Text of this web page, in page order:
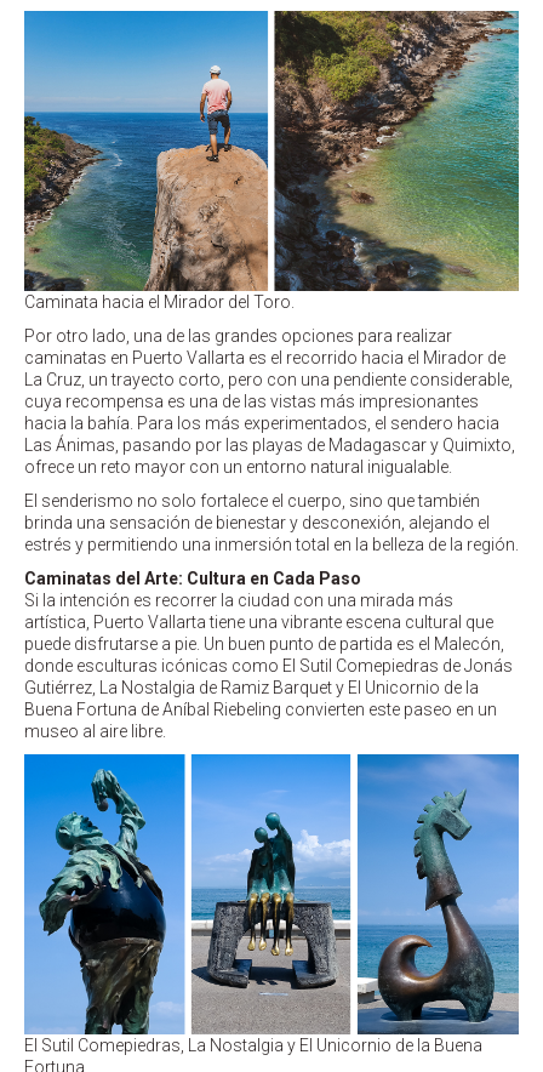
Caminata hacia el Mirador del Toro.
Por otro lado, una de las grandes opciones para realizar
caminatas en Puerto Vallarta es el recorrido hacia el Mirador de
La Cruz, un trayecto corto, pero con una pendiente considerable,
cuya recompensa es una de las vistas más impresionantes
hacia la bahía. Para los más experimentados, el sendero hacia
Las Ánimas, pasando por las playas de Madagascar y Quimixto,
ofrece un reto mayor con un entorno natural inigualable.
El senderismo no solo fortalece el cuerpo, sino que también
brinda una sensación de bienestar y desconexión, alejando el
estrés y permitiendo una inmersión total en la belleza de la región.
Caminatas del Arte: Cultura en Cada Paso
Si la intención es recorrer la ciudad con una mirada más
artística, Puerto Vallarta tiene una vibrante escena cultural que
puede disfrutarse a pie. Un buen punto de partida es el Malecón,
donde esculturas icónicas como El Sutil Comepiedras de Jonás
Gutiérrez, La Nostalgia de Ramiz Barquet y El Unicornio de la
Buena Fortuna de Aníbal Riebeling convierten este paseo en un
museo al aire libre.
El Sutil Comepiedras, La Nostalgia y El Unicornio de la Buena
Fortuna.